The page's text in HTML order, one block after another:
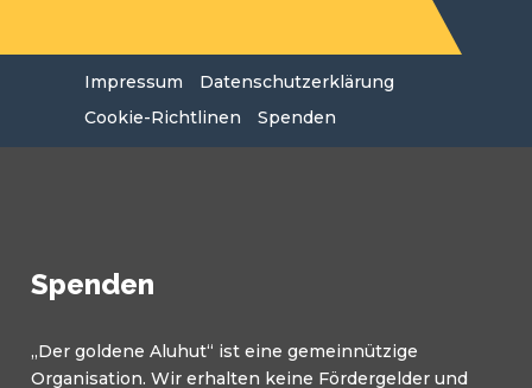
Impressum
Datenschutzerklärung
Cookie-Richtlinen
Spenden
Spenden
„Der goldene Aluhut“ ist eine gemeinnützige
Organisation. Wir erhalten keine Fördergelder und